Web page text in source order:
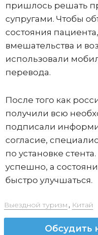
пришлось решать
супругами. Чтобы
состояния
вмешательства и
использовали
перевода.
После того как
получили всю
подписали
согласие,
по установке
успешно, а
быстро улучшаться.
Выездной туризм , Китай
Обсудить